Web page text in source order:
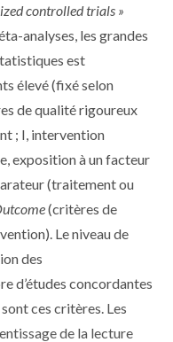
controlled trials »
analyses, les grandes
est
élevé (fixé selon
de qualité rigoureux
; I, intervention
exposition à un facteur
(traitement ou
(critères de
Le niveau de
des
d’études concordantes
ces critères. Les
de la lecture